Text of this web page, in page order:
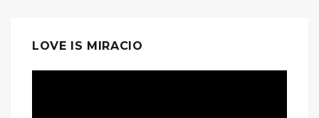
LOVE IS MIRACIO